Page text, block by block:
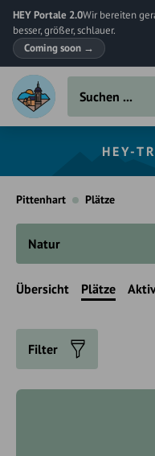
HEY Portale 2.0Wir bereiten
besser, größer, schlauer.
Coming soon →
HEY-
Pittenhart Plätze
Natur
Übersicht Plätze
Filter